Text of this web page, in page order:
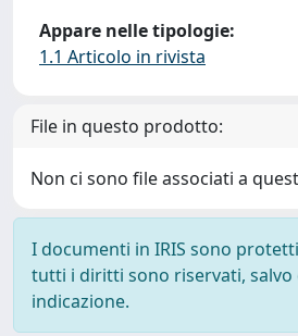
Appare nelle tipologie:
1.1 Articolo in rivista
File in questo prodotto:
Non ci sono file associati a
I documenti in IRIS sono
tutti i diritti sono riservati, salvo
indicazione.